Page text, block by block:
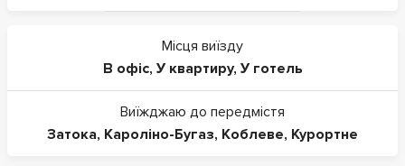
Місця виїзду
В офіс, У квартиру, У готель
Виїжджаю до передмістя
Затока, Кароліно-Бугаз, Коблеве, Курортне